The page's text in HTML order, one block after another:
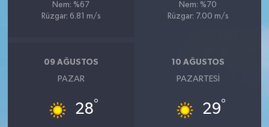
Nem: %67
Rüzgar: 6.81 m/s
Nem: %70
Rüzgar: 7.00 m/s
09 AĞUSTOS
PAZAR
28°
10 AĞUSTOS
PAZARTESI
29°